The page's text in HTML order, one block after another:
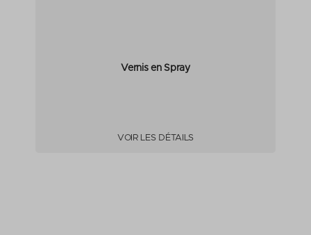
Vernis en Spray
VOIR LES DÉTAILS